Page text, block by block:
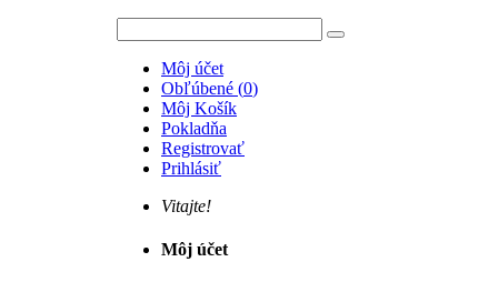
Môj účet
Obľúbené (0)
Môj Košík
Pokladňa
Registrovať
Prihlásiť
Vitajte!
Môj účet